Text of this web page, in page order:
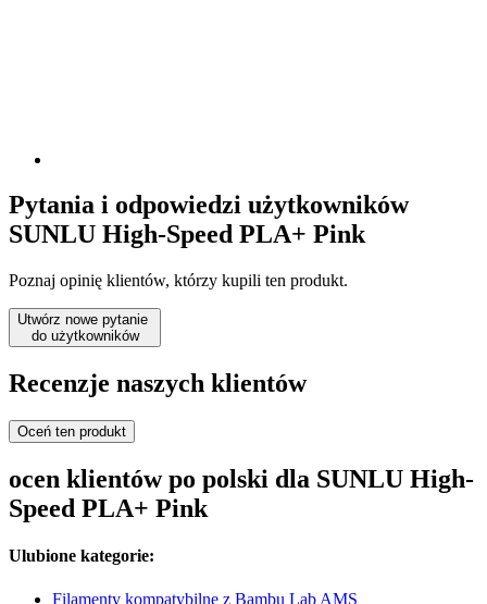
Pytania i odpowiedzi użytkowników
SUNLU High-Speed PLA+ Pink
Poznaj opinię klientów, którzy kupili ten produkt.
Utwórz nowe pytanie
do użytkowników
Recenzje naszych klientów
Oceń ten produkt
ocen klientów po polski dla SUNLU High-
Speed PLA+ Pink
Ulubione kategorie:
Filamenty kompatybilne z Bambu Lab AMS